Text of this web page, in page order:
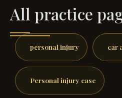
All practice
personal injury car
Personal injury case